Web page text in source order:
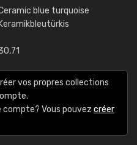
blue turquoise
Keramikbleutürkis
vos propres collections
compte? Vous pouvez créer